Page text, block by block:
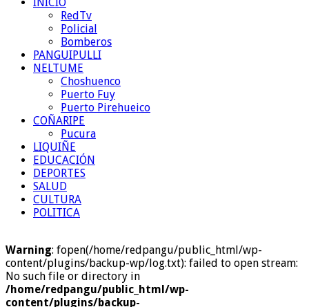
RedTv
Policial
Bomberos
PANGUIPULLI
NELTUME
Choshuenco
Puerto Fuy
Puerto Pirehueico
COÑARIPE
Pucura
LIQUIÑE
EDUCACIÓN
DEPORTES
SALUD
CULTURA
POLITICA
Warning: fopen(/home/redpangu/public_html/wp-
content/plugins/backup-wp/log.txt): failed to open stream:
No such file or directory in
/home/redpangu/public_html/wp-
content/plugins/backup-